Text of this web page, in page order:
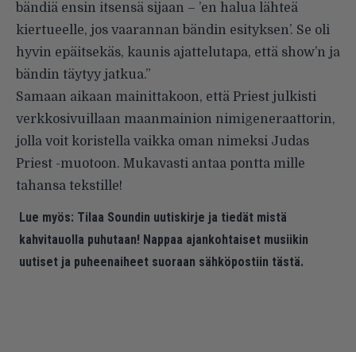
bändiä ensin itsensä sijaan – ’en halua lähteä
kiertueelle, jos vaarannan bändin esityksen’. Se oli
hyvin epäitsekäs, kaunis ajattelutapa, että show’n ja
bändin täytyy jatkua.”
Samaan aikaan mainittakoon, että Priest julkisti
verkkosivuillaan maanmainion nimigeneraattorin,
jolla voit koristella vaikka oman nimeksi Judas
Priest -muotoon. Mukavasti antaa pontta mille
tahansa tekstille!
Lue myös: Tilaa Soundin uutiskirje ja tiedät mistä
kahvitauolla puhutaan! Nappaa ajankohtaiset musiikin
uutiset ja puheenaiheet suoraan sähköpostiin tästä.